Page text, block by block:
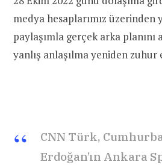
medya hesaplarımız üzerinden
paylaşımla gerçek arka planını
yanlış anlaşılma yeniden zuhur
CNN Türk,
Erdoğan’ın Ankara